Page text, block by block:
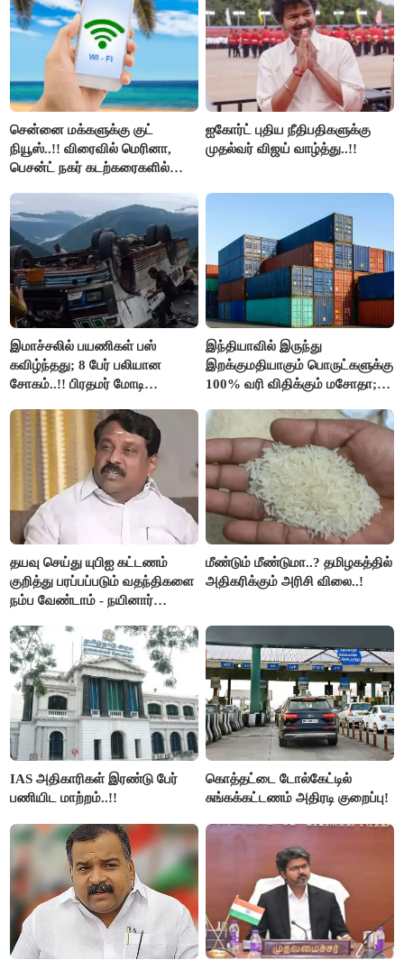
திமுக ஐடி விங்..!!
சென்னை மக்களுக்கு குட்
நியூஸ்..!! விரைவில் மெரினா,
பெசன்ட் நகர் கடற்கரைகளில்
ஐகோர்ட் புதிய நீதிபதிகளுக்கு
முதல்வர் விஜய் வாழ்த்து..!!
இமாச்சலில் பயணிகள் பஸ்
கவிழ்ந்தது; 8 பேர் பலியான
சோகம்..!! பிரதமர் மோடி
இந்தியாவில் இருந்து
இறக்குமதியாகும் பொருட்களுக்கு
100% வரி விதிக்கும் மசோதா;
தயவு செய்து யுபிஐ கட்டணம்
குறித்து பரப்பப்படும் வதந்திகளை
நம்ப வேண்டாம் - நயினார்
மீண்டும் மீண்டுமா..? தமிழகத்தில்
அதிகரிக்கும் அரிசி விலை..!
IAS அதிகாரிகள் இரண்டு பேர்
பணியிட மாற்றம்..!!
கொத்தட்டை டோல்கேட்டில்
சுங்கக்கட்டணம் அதிரடி குறைப்பு!